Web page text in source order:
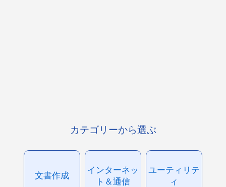
カテゴリーから選ぶ
文書作成
インターネッ
ト＆通信
ユーティリテ
ィ